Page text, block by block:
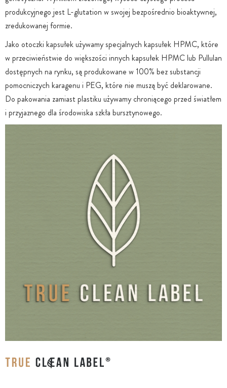
produkcyjnego jest L-glutation w swojej bezpośrednio bioaktywnej,
zredukowanej formie.
Jako otoczki kapsułek używamy specjalnych kapsułek HPMC, które
w przeciwieństwie do większości innych kapsułek HPMC lub Pullulan
dostępnych na rynku, są produkowane w 100% bez substancji
pomocniczych karagenu i PEG, które nie muszą być deklarowane.
Do pakowania zamiast plastiku używamy chroniącego przed światłem
i przyjaznego dla środowiska szkła bursztynowego.